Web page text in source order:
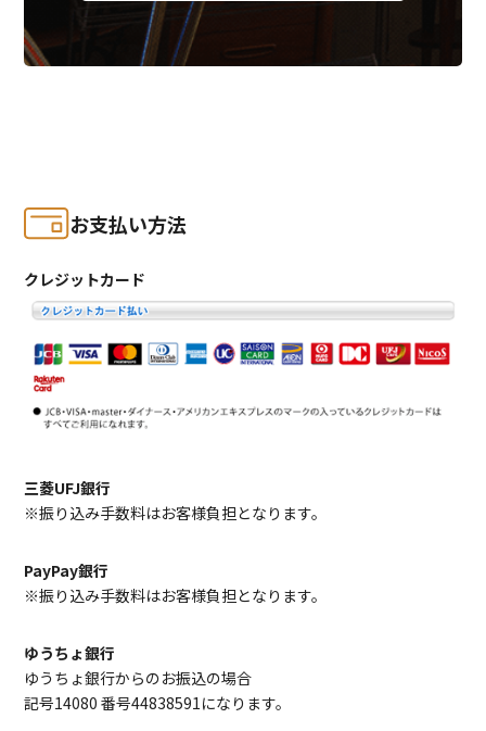
お支払い方法
クレジットカード
三菱UFJ銀行
※振り込み手数料はお客様負担となります。
PayPay銀行
※振り込み手数料はお客様負担となります。
ゆうちょ銀行
ゆうちょ銀行からのお振込の場合
記号14080 番号44838591になります。